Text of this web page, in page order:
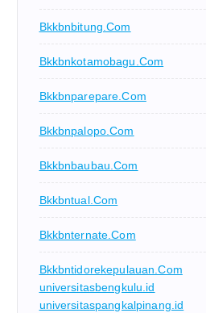
Bkkbnbitung.com
Bkkbnkotamobagu.com
Bkkbnparepare.com
Bkkbnpalopo.com
Bkkbnbaubau.com
Bkkbntual.com
Bkkbnternate.com
Bkkbntidorekepulauan.com
universitasbengkulu.id
universitaspangkalpinang.id